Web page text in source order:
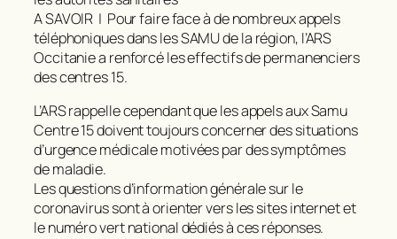
A SAVOIR | Pour faire face à de nombreux appels
téléphoniques dans les SAMU de la région, l’ARS
Occitanie a renforcé les effectifs de permanenciers
des centres 15.
L’ARS rappelle cependant que les appels aux Samu
Centre 15 doivent toujours concerner des situations
d’urgence médicale motivées par des symptômes
de maladie.
Les questions d’information générale sur le
coronavirus sont à orienter vers les sites internet et
le numéro vert national dédiés à ces réponses.